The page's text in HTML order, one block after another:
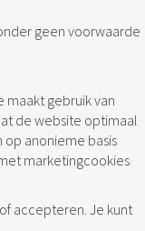
geen voorwaarde
maakt gebruik van
de website optimaal
anonieme basis
marketingcookies
accepteren. Je kunt